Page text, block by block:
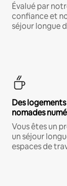
Évalué par
confiance et
séjour longue
Des
nomades
Vous êtes un
un séjour
espaces de